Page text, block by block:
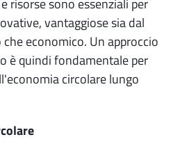
risorse sono essenziali per
vantaggiose sia dal
economico. Un approccio
è quindi fondamentale per
circolare lungo